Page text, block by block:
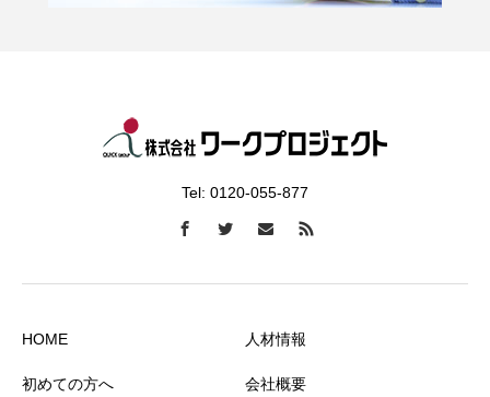
Tel: 0120-055-877
HOME
初めての方へ
人材情報
会社概要